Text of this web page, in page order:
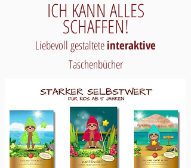
ICH KANN ALLES
SCHAFFEN!
Liebevoll gestalteteinteraktive
Taschenbücher